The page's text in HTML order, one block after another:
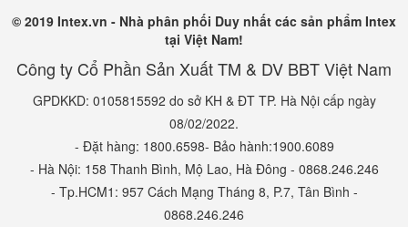
© 2019 Intex.vn - Nhà phân phối Duy nhất các sản phẩm Intex
tại Việt Nam!
Công ty Cổ Phần Sản Xuất TM & DV BBT Việt Nam
GPDKKD: 0105815592 do sở KH & ĐT TP. Hà Nội cấp ngày
08/02/2022.
- Đặt hàng: 1800.6598- Bảo hành:1900.6089
- Hà Nội: 158 Thanh Bình, Mộ Lao, Hà Đông - 0868.246.246
- Tp.HCM1: 957 Cách Mạng Tháng 8, P.7, Tân Bình -
0868.246.246